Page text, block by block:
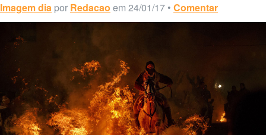
Imagem dia por Redacao em 24/01/17 • Comentar